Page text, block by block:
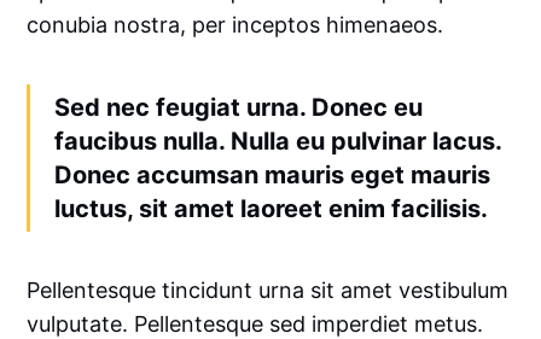
conubia nostra, per inceptos himenaeos.
Sed nec feugiat urna. Donec eu
faucibus nulla. Nulla eu pulvinar lacus.
Donec accumsan mauris eget mauris
luctus, sit amet laoreet enim facilisis.
Pellentesque tincidunt urna sit amet vestibulum
vulputate. Pellentesque sed imperdiet metus.